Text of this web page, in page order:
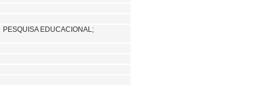
PESQUISA EDUCACIONAL;